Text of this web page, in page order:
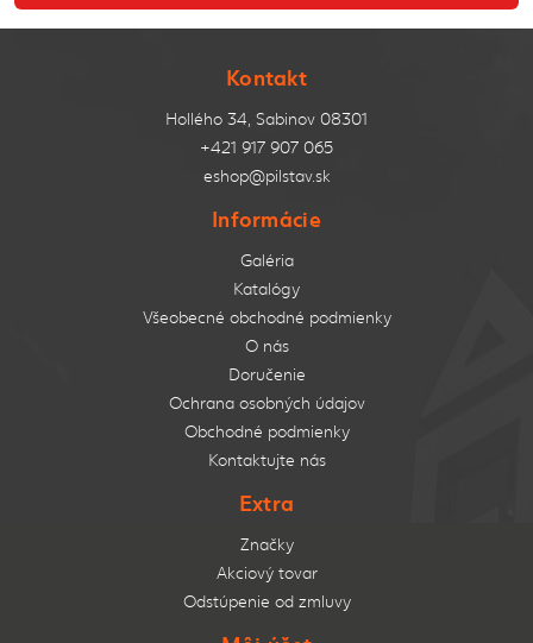
Kontakt
Hollého 34, Sabinov 08301
+421 917 907 065
eshop@pilstav.sk
Informácie
Galéria
Katalógy
Všeobecné obchodné podmienky
O nás
Doručenie
Ochrana osobných údajov
Obchodné podmienky
Kontaktujte nás
Extra
Značky
Akciový tovar
Odstúpenie od zmluvy